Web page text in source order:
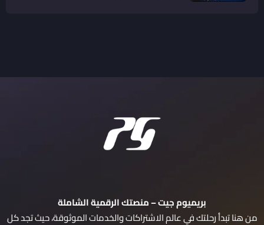
بريميوم جيت – منصتك الرقمية الشاملة
من هنا تبدأ رحلتك في عالم الاشتراكات والخدمات الموثوقة، حيث تجد كل